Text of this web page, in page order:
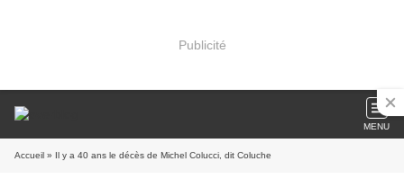
Publicité
MENU
Accueil » Il y a 40 ans le décès de Michel Colucci, dit Coluche